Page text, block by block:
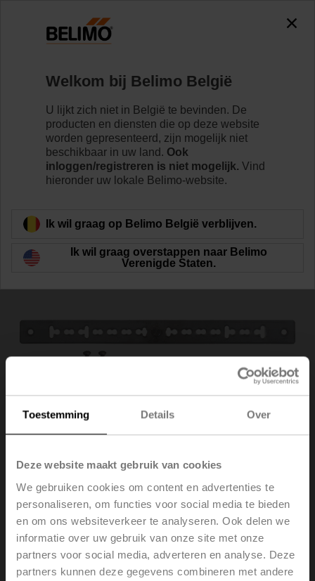
Toestemming Details Over
Deze website maakt gebruik van cookies
We gebruiken cookies om content en advertenties te
personaliseren, om functies voor social media te bieden
en om ons websiteverkeer te analyseren. Ook delen we
informatie over uw gebruik van onze site met onze
partners voor social media, adverteren en analyse. Deze
partners kunnen deze gegevens combineren met andere
Z-ARS230
Terug naar product categorie
Z-ARS230
Verdraaibeveiliging, 230 mm, voor LM..A / NM..A / SM..A
/ GM..A / EF..A / GK..A
Welkom bij Belimo België
U lijkt zich niet in België te bevinden. De
producten en diensten die op deze website
worden gepresenteerd, zijn mogelijk niet
beschikbaar in uw land. Ook
inloggen/registreren is niet mogelijk. Vind
hieronder uw lokale Belimo-website.
Ik wil graag op Belimo België verblijven.
Ik wil graag overstappen naar Belimo
Verenigde Staten.